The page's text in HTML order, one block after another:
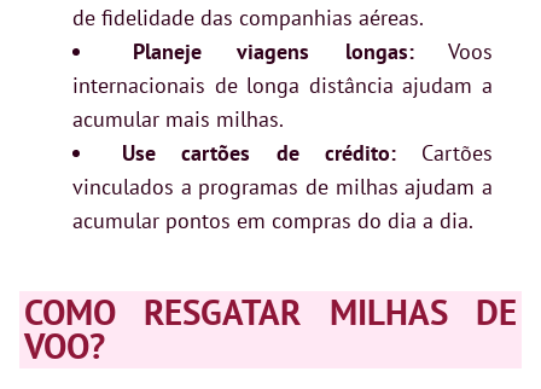
de fidelidade das companhias aéreas.
Planeje viagens longas:Voos
internacionais de longa distância ajudam a
acumular mais milhas.
Use cartões de crédito:Cartões
vinculados a programas de milhas ajudam a
acumular pontos em compras do dia a dia.
COMO RESGATAR MILHAS DE
VOO?